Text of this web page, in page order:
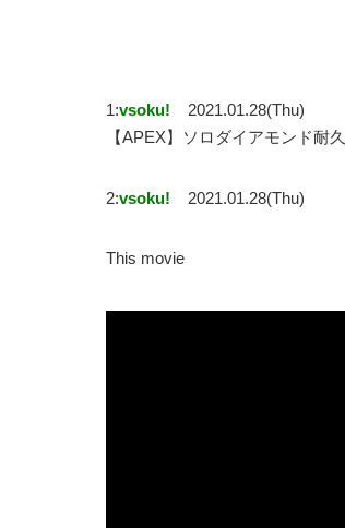
1:vsoku!
2021.01.28(Thu)
【APEX】ソロダイアモンド耐
2:vsoku! 2021.01.28(Thu)
This movie